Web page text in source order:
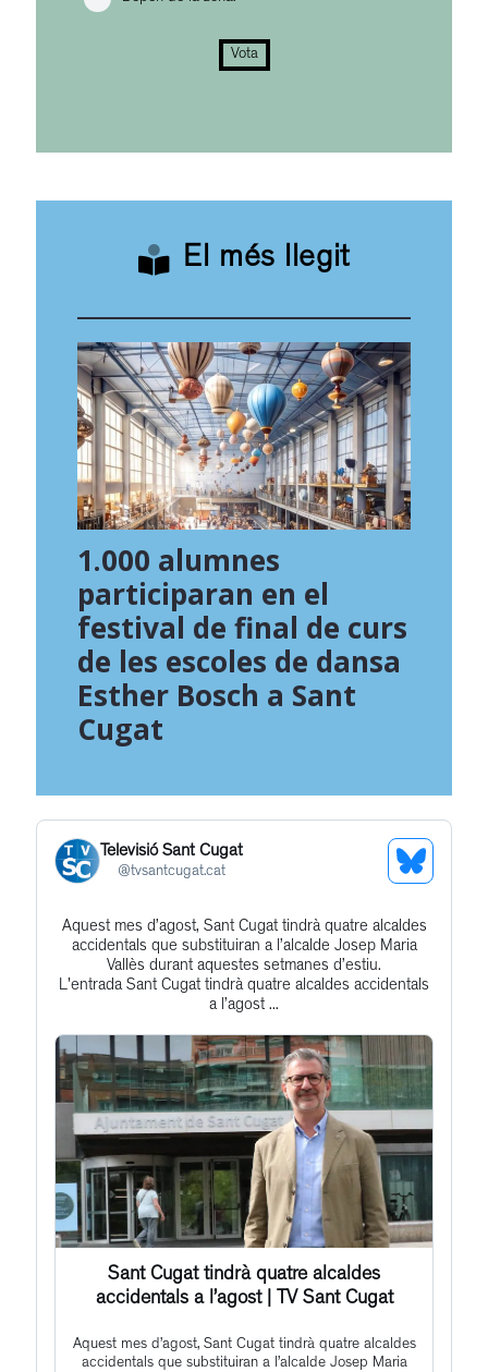
Vota
El més llegit
1.000 alumnes
participaran en el
festival de final de curs
de les escoles de dansa
Esther Bosch a Sant
Cugat
Televisió Sant Cugat
@tvsantcugat.cat
See
Profile
Get
to
this
Aquest mes d’agost, Sant Cugat tindrà quatre alcaldes
accidentals que substituiran a l’alcalde Josep Maria
Vallès durant aquestes setmanes d’estiu.
L'entrada Sant Cugat tindrà quatre alcaldes accidentals
a l’agost ...
Sant Cugat tindrà quatre alcaldes
accidentals a l’agost | TV Sant Cugat
Aquest mes d’agost, Sant Cugat tindrà quatre alcaldes
accidentals que substituiran a l’alcalde Josep Maria